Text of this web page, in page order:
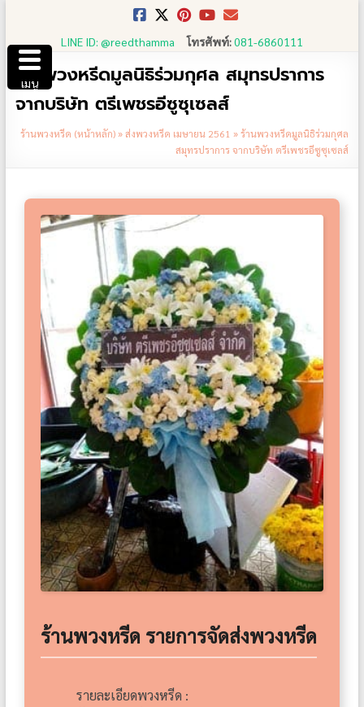
content
LINE ID: @reedthamma โทรศัพท์:081-6860111
ร้านพวงหรีดมูลนิธิร่วมกุศล สมุทรปราการ
จากบริษัท ตรีเพชรอีซูซุเซลส์
ร้านพวงหรีด (หน้าหลัก)»ส่งพวงหรีด เมษายน 2561 »ร้านพวงหรีดมูลนิธิร่วมกุศล
สมุทรปราการ จากบริษัท ตรีเพชรอีซูซุเซลส์
ร้านพวงหรีด รายการจัดส่งพวงหรีด
รายละเอียดพวงหรีด :
เมนู